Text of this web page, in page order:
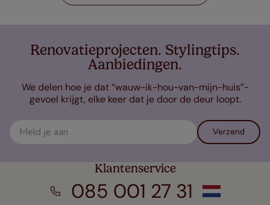
Renovatieprojecten. Stylingtips.
Aanbiedingen.
We delen hoe je dat “wauw-ik-hou-van-mijn-huis”-
gevoel krijgt, elke keer dat je door de deur loopt.
Verzend
Klantenservice
085 001 27 31